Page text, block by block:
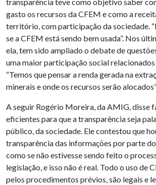
transparência teve como objetivo saber
gasto os recursos da CFEM e como a
território, com participação da sociedade.
se a CFEM está sendo bem usada”. Nos
ela, tem sido ampliado o debate de
uma maior participação social
“Temos que pensar a renda gerada na
minerais e onde os recursos serão
A seguir Rogério Moreira, da AMIG, disse
eficientes para que a transparência seja
público, da sociedade. Ele contestou que
transparência das informações por parte
como se não estivesse sendo feito o
legislação, e isso não é real. Todo o uso de
pelos procedimentos prévios, são legais e